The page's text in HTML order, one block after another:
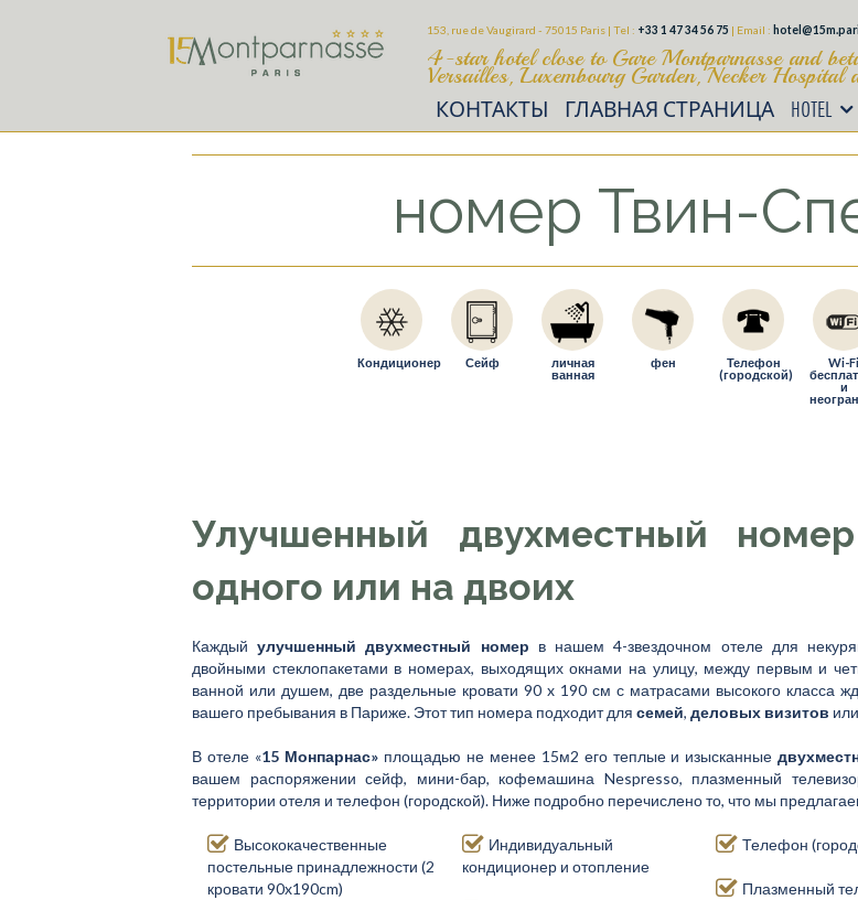
153, rue de Vaugirard - 75015 Paris | Tel : +33 1 47 34 56 75 | Email :
4-star hotel close to Gare Montparnasse and
Versailles, Luxembourg Garden, Necker Hospital
КОНТАКТЫ ГЛАВНАЯ СТРАНИЦА HOTEL
номер Твин-
Кондиционер Сейф
личная
ванная
фен
Телефон
(городской)
Wi-Fi
и
Улучшенный двухместный
одного или на двоих
Каждыйулучшенный двухместный номер в нашем 4-звездочном отеле для
двойными стеклопакетами в номерах, выходящих окнами на улицу, между первым и
ванной или душем, две раздельные кровати 90 x 190 см с матрасами высокого класса
вашего пребывания в Париже. Этот тип номера подходит для семей, деловых визитов
В отеле «15 Монпарнас» площадью не менее 15м2 его теплые и изысканные
вашем распоряжении сейф, мини-бар, кофемашина Nespresso, плазменный
территории отеля и телефон (городской). Ниже подробно перечислено то, что мы
Высококачественные
постельные принадлежности (2
кровати 90x190cm)
Индивидуальный
кондиционер и отопление
Телефон
Плазменный